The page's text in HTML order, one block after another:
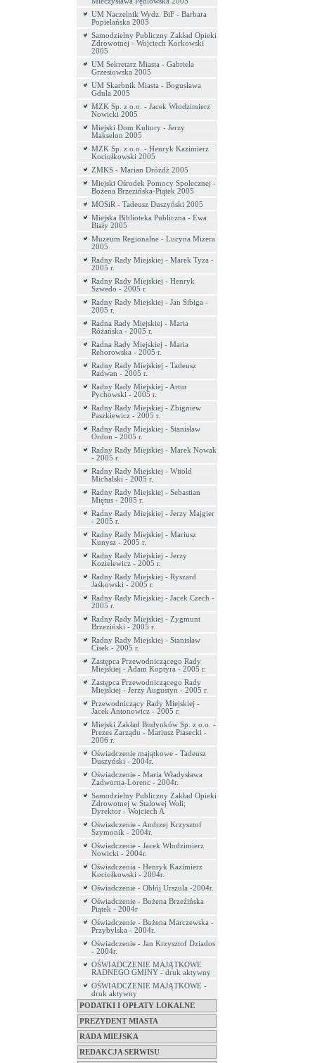
UM Naczelnik Wydz. BiF - Barbara
Popielańska 2005
Samodzielny Publiczny Zakład Opieki
Zdrowotnej - Wojciech Korkowski
2005
UM Sekretarz Miasta - Gabriela
Grzesiowska 2005
UM Skarbnik Miasta - Bogusława
Gdula 2005
MZK Sp. z o.o. - Jacek Włodzimierz
Nowicki 2005
Miejski Dom Kultury - Jerzy
Makselon 2005
MZK Sp. z o.o. - Henryk Kazimierz
Kociołkowski 2005
ZMKS - Marian Dróżdż 2005
Miejski Ośrodek Pomocy Społecznej -
Bożena Brzezińska-Piątek 2005
MOSiR - Tadeusz Duszyński 2005
Miejska Biblioteka Publiczna - Ewa
Biały 2005
Muzeum Regionalne - Lucyna Mizera
2005
Radny Rady Miejskiej - Marek Tyza -
2005 r.
Radny Rady Miejskiej - Henryk
Szwedo - 2005 r.
Radny Rady Miejskiej - Jan Sibiga -
2005 r.
Radna Rady Miejskiej - Maria
Różańska - 2005 r.
Radna Rady Miejskiej - Maria
Rehorowska - 2005 r.
Radny Rady Miejskiej - Tadeusz
Radwan - 2005 r.
Radny Rady Miejskiej - Artur
Pychowski - 2005 r.
Radny Rady Miejskiej - Zbigniew
Paszkiewicz - 2005 r.
Radny Rady Miejskiej - Stanisław
Ordon - 2005 r.
Radny Rady Miejskiej - Marek Nowak
- 2005 r.
Radny Rady Miejskiej - Witold
Michalski - 2005 r.
Radny Rady Miejskiej - Sebastian
Miętus - 2005 r.
Radny Rady Miejskiej - Jerzy Majgier
- 2005 r.
Radny Rady Miejskiej - Mariusz
Kunysz - 2005 r.
Radny Rady Miejskiej - Jerzy
Kozielewicz - 2005 r.
Radny Rady Miejskiej - Ryszard
Jaśkowski - 2005 r.
Radny Rady Miejskiej - Jacek Czech -
2005 r.
Radny Rady Miejskiej - Zygmunt
Brzeziński - 2005 r.
Radny Rady Miejskiej - Stanisław
Cisek - 2005 r.
Zastępca Przewodniczącego Rady
Miejskiej - Adam Koptyra - 2005 r.
Zastępca Przewodniczącego Rady
Miejskiej - Jerzy Augustyn - 2005 r.
Przewodniczący Rady Miejskiej -
Jacek Antonowicz - 2005 r.
Miejski Zakład Budynków Sp. z o.o. -
Prezes Zarządu - Mariusz Piasecki -
2006 r.
Oświadczenie majątkowe - Tadeusz
Duszyński - 2004r.
Oświadczenie - Maria Władysława
Zadworna-Lorenc - 2004r.
Samodzielny Publiczny Zakład Opieki
Zdrowotnej w Stalowej Woli;
Dyrektor - Wojciech A
Oświadczenie - Andrzej Krzysztof
Szymonik - 2004r.
Oświadczenie - Jacek Włodzimierz
Nowicki - 2004r.
Oświadczenia - Henryk Kazimierz
Kociołkowski - 2004r.
Oświadczenie - Obłój Urszula -2004r.
Oświadczenie - Bożena Brzeźińska
Piątek - 2004r
Oświadczenie - Bożena Marczewska -
Przybylska - 2004r.
Oświadczenie - Jan Krzysztof Dziados
- 2004r.
OŚWIADCZENIE MAJĄTKOWE
RADNEGO GMINY - druk aktywny
OŚWIADCZENIE MAJĄTKOWE -
druk aktywny
PODATKI I OPŁATY LOKALNE
PREZYDENT MIASTA
RADA MIEJSKA
REDAKCJA SERWISU